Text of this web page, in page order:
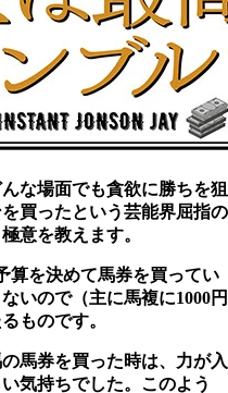
な場面でも貪欲に勝ちを狙
買ったという芸能界屈指の
意を教えます。
算を決めて馬券を買ってい
いので（主に馬複に1000円
ものです。
馬券を買った時は、力が入
気持ちでした。このよう